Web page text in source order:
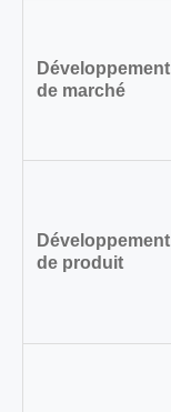
Développement
de marché
Développement
de produit